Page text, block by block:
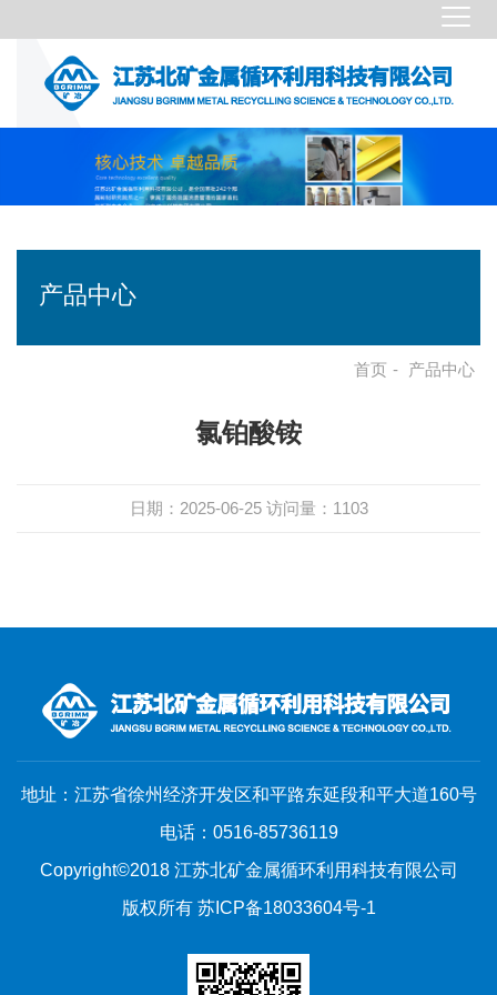
产品中心
首页 - 产品中心
氯铂酸铵
日期：2025-06-25 访问量： 1103
地址：江苏省徐州经济开发区和平路东延段和平大道160号
电话：0516-85736119
Copyright©2018 江苏北矿金属循环利用科技有限公司
版权所有 苏ICP备18033604号-1